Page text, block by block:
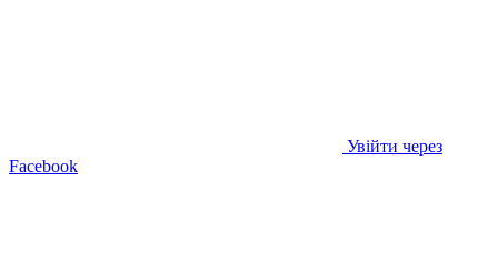
Увійти через
Facebook